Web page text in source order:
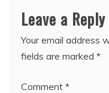
Leave a Reply
Your email address
fields are marked *
Comment *